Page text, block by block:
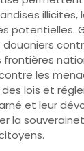
illicites,
potentielles.
frontières
les
lois et
et leur
la